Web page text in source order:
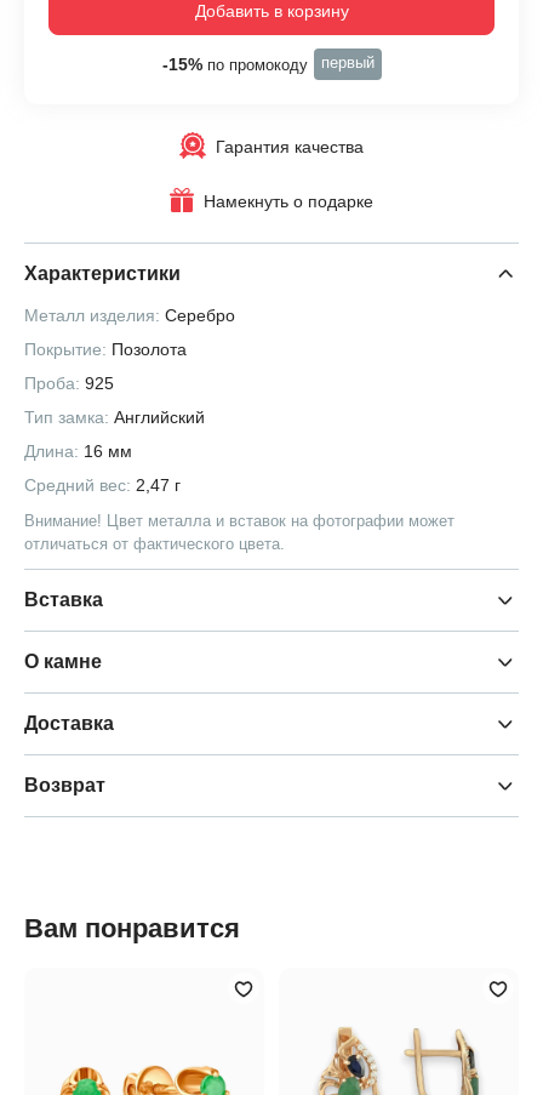
Добавить в корзину
-15%по промокоду первый
Гарантия качества
Намекнуть о подарке
Характеристики
Металл изделия: Серебро
Покрытие: Позолота
Проба: 925
Тип замка: Английский
Длина: 16 мм
Средний вес: 2,47 г
Внимание! Цвет металла и вставок на фотографии может
отличаться от фактического цвета.
Вставка
О камне
Доставка
Возврат
Вам понравится